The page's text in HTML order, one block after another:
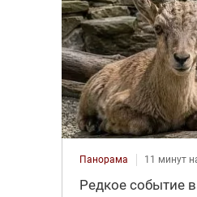
Панорама 11 минут
Редкое событие